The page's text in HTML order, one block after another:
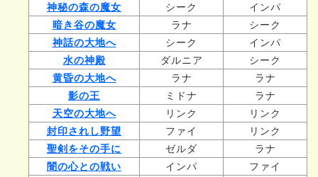
神秘の森の魔女
シーク
インパ
暗き谷の魔女
ラナ
シーク
神話の大地へ
シーク
インパ
水の神殿
ダルニア
シーク
黄昏の大地へ
ラナ
ラナ
影の王
ミドナ
ラナ
天空の大地へ
リンク
リンク
封印されし野望
ファイ
リンク
聖剣をその手に
ゼルダ
ラナ
闇の心との戦い
インパ
ファイ